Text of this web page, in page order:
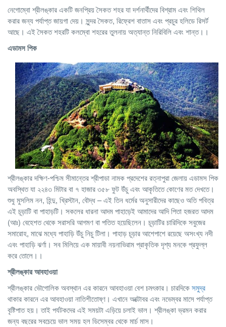
নেগোম্বো শ্রীলঙ্কার একটি জনপ্রিয় সৈকত শহর যা দর্শনার্থীদের বিশ্রাম এবং শিথিল
করার জন্য পর্যাপ্ত জায়গা দেয়। সুন্দর সৈকত, রিফ্রেশ বাতাস এবং প্রচুর হলিডে রিসর্ট
আছে। এই সৈকত শহরটি কলম্বো শহরের তুলনায় অত্যান্ত নিরিবিলি এবং শান্ত।।
এডামস পিক
শ্রীলঙ্কার দক্ষিণ-পশ্চিম সীমান্তের শ্রীপাডা নামক প্রদেশের রত্নাপুরা জেলায় এডামস পিক
অবস্থিত যা ২২৪৩ মিটার বা ৭ হাজার ৩৫৮ ফুট উঁচু এবং আকৃতিতে কোণের মত দেখতে।
শুধু মুসলিম নন, হিন্দু, খ্রিস্টান, বৌদ্ধ – এই তিন ধর্মের অনুসারীদের কাছেও অতি পবিত্র
এই চূড়াটি বা পাহাড়টি। সকলের ধারনা আদম পাহাড়েই আমাদের আদি পিতা হজরত আদম
(আঃ) বেহেশত থেকে সরাসরি আগমণ বা পতিত হয়েছিলেন। চূড়াটির চারিদিকে সবুজের
সমারোহ, মাঝে মধ্যে পাহাড়ি উঁচু নিচু টিলা। পাহাড় চূড়ার আশেপাশে রয়েছে অসংখ্য নদী
এবং পাহাড়ি ঝর্ণা। সব মিলিয়ে এক মায়াবী নয়নাভিরাম প্রাকৃতিক দৃশ্য মনকে প্রফুল্ল
করে তোলে।।
শ্রীলঙ্কারআবহাওয়া
শ্রীলঙ্কার ভৌগোলিক অবস্থান এর কারনে আবহাওয়া বেশ চমৎকার। চারদিকেসমুদ্র
থাকার কারনে এর আবহাওয়া নাতিশীতোষ্ণ। এখানে অক্টোবর এবং নভেম্বর মাসে পর্যাপ্ত
বৃষ্টিপাত হয়। তাই পর্যটকদের এই সময়টা এড়িয়ে চলাই ভাল। শ্রীলঙ্কা ভ্রমন করার
জন্য বছরের সবচেয়ে ভাল সময় হল ডিসেম্বর থেকে মার্চ মাস।